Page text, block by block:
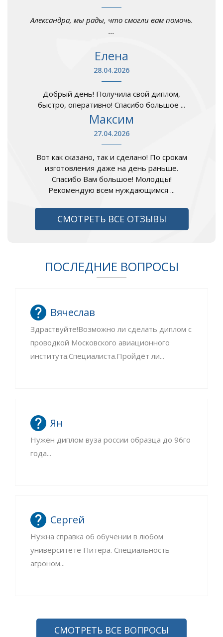
Александра, мы рады, что смогли вам помочь.
...
Елена
28.04.2026
Добрый день! Получила свой диплом,
быстро, оперативно! Спасибо большое ...
Максим
27.04.2026
Вот как сказано, так и сделано! По срокам
изготовления даже на день раньше.
Спасибо Вам большое! Молодцы!
Рекомендую всем нуждающимся ...
СМОТРЕТЬ ВСЕ ОТЗЫВЫ
ПОСЛЕДНИЕ ВОПРОСЫ
Вячеслав
Здраствуйте!Возможно ли сделать диплом с
проводкой Московского авиационного
института.Специалиста.Пройдёт ли...
Ян
Нужен диплом вуза россии образца до 96го
года...
Сергей
Нужна справка об обучении в любом
университете Питера. Специальность
агроном...
СМОТРЕТЬ ВСЕ ВОПРОСЫ